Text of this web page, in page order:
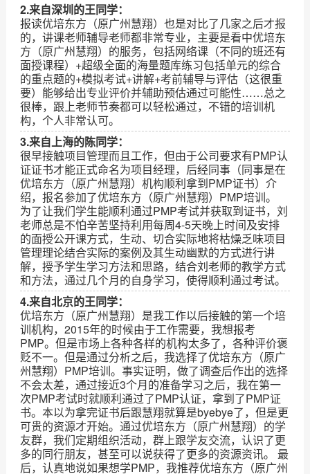
2.来自深圳的王同学：
报读优培东方（原广州慧翔）也是对比了几家之后才报
的，讲课老师辅导老师都非常专业，主要是看中优培东
方（原广州慧翔）的服务，包括网络课（不同的班还有
面授课程）+超级全面的海量题库练习包括单元的综合
的重点题的+模拟考试+讲解+考前辅导与评估（这很重
要）能够给出专业评价并辅助预估通过可能性……总之
很棒，跟上老师节奏都可以轻松通过，不错的培训机
构，个人非常认可。
3.来自上海的陈同学：
很早接触项目管理而且工作，但由于公司要求有PMP认
证证书才能正式命名为项目经理，后经同事（同事是在
优培东方（原广州慧翔）机构顺利拿到PMP证书）介
绍，报名参加了优培东方（原广州慧翔）PMP培训。
为了让我们学生能顺利通过PMP考试并获取到证书，刘
老师总是不怕辛苦坚持利用每周4-5天晚上时间及安排
的面授公开课方式，生动、切合实际地将枯燥乏味项目
管理理论结合实际的案例及其生动幽默的方式进行讲
解，授予学生学习方法和思路，结合刘老师的教学方式
和方法，通过几个月的自身学习，使得顺利通过考试。
4.来自北京的王同学：
优培东方（原广州慧翔）是我工作以后接触的第一个培
训机构，2015年的时候由于工作需要，我想报考
PMP。但是市场上各种各样的机构太多了，各种评价褒
贬不一。但是通过分析之后，我选择了优培东方（原广
州慧翔）PMP培训。事实证明，做了调查后作出的选择
不会太差，通过接近3个月的准备学习之后，我在第一
次PMP考试时就顺利通过了PMP认证，拿到了PMP证
书。本以为拿完证书后跟慧翔就算是byebye了，但是更
可贵的资源才开始。通过优培东方（原广州慧翔）的学
友群，我们定期组织活动，群上跟学友交流，认识了更
多的同行朋友，甚至可以说获得了更多的资源资讯。 最
后，认真地说如果想学PMP，我推荐优培东方（原广州